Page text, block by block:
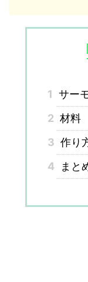
1 サー
2 材料
3 作り
4
まと